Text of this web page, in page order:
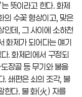
뜻이라고 한다. 화제
의 수꽃 형상이고, 맞은
인데, 그 사이에 소하천
화제가 되어다는 얘기
. 화제리에서 구정되
도장골 등 무기와 불을
. 쇄편은 쇠의 조각, 불
한다. 불 화(火) 자를